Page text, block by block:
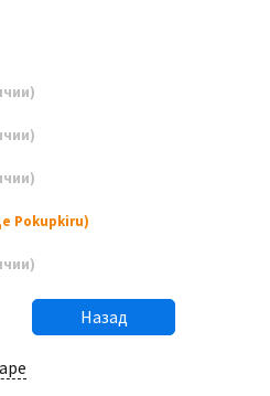
Pokupkiru)
Назад